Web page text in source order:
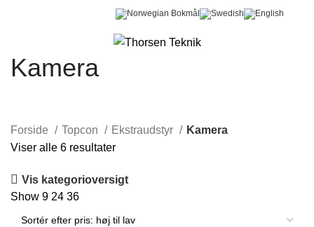
Kamera
Forside Topcon Ekstraudstyr
Kamera
Viser alle 6 resultater
Vis kategorioversigt
Show 9 24 36